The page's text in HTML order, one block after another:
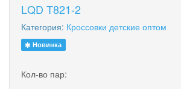
LQD T821-2
Категория: Кроссовки детские оптом
Новинка
Кол-во пар: